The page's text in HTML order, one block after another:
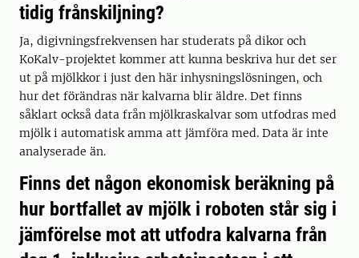
tidig frånskiljning?
Ja, digivningsfrekvensen har studerats på dikor och
KoKalv-projektet kommer att kunna beskriva hur det ser
ut på mjölkkor i just den här inhysningslösningen, och
hur det förändras när kalvarna blir äldre. Det finns
såklart också data från mjölkraskalvar som utfodras med
mjölk i automatisk amma att jämföra med. Data är inte
analyserade än.
Finns det någon ekonomisk beräkning på
hur bortfallet av mjölk i roboten står sig i
jämförelse mot att utfodra kalvarna från